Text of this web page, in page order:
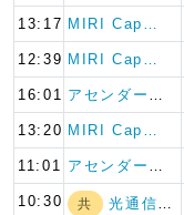
13:17 MIRI Cap…
12:39 MIRI Cap…
16:01
13:20 MIRI Cap…
11:01
10:30 共 光通信(株)